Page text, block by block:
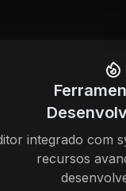
integrado com
recursos